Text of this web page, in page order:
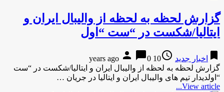
گزارش لحظه به لحظه از والیبال ایران و
ایتالیا/شکست در “ست “اول
bookmark اخبار جدید access_time
10 years ago
person chat_bubble0
گزارش لحظه به لحظه از والیبال ایران و ایتالیا/شکست در “ست
“اولدیدار تیم های والیبال ایران و ایتالیا در جریان …
View article...